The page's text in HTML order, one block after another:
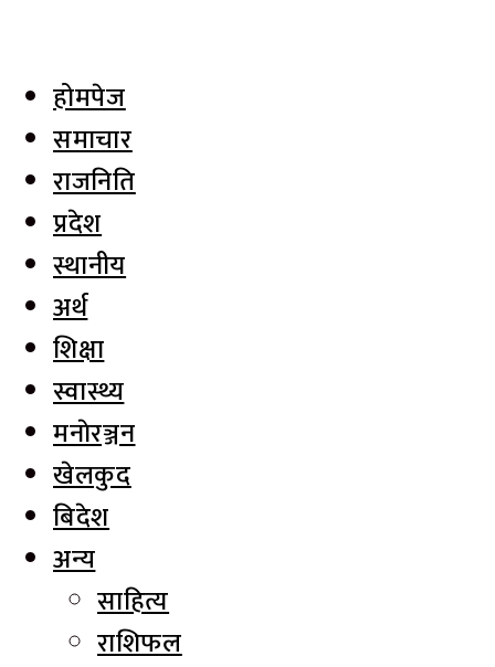
होमपेज
समाचार
राजनिति
प्रदेश
स्थानीय
अर्थ
शिक्षा
स्वास्थ्य
मनाेरञ्जन
खेलकुद
बिदेश
अन्य
साहित्य
राशिफल